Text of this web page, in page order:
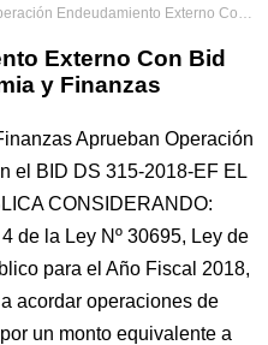
Endeudamiento Externo Con Bid DS 315-2018-EF Economia y Finanzas
Externo Con Bid
y Finanzas
Aprueban Operación
el BID DS 315-2018-EF EL
CONSIDERANDO:
de la Ley Nº 30695, Ley de
para el Año Fiscal 2018,
acordar operaciones de
un monto equivalente a